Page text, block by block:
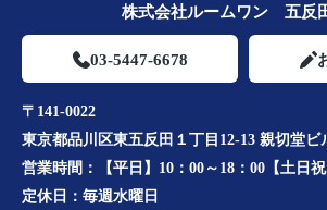
株式会社ルームワン 五反
03-5447-6678
〒141-0022
東京都品川区東五反田１丁目12-13 親切堂ビ
営業時間：
【平日】10：00～18：00【土日
定休日： 毎週水曜日